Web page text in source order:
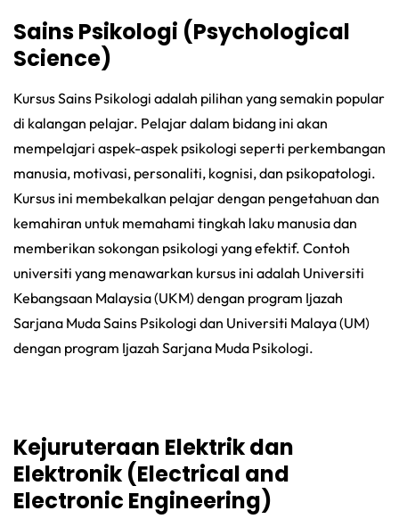
Sains Psikologi (Psychological
Science)
Kursus Sains Psikologi adalah pilihan yang semakin popular
di kalangan pelajar. Pelajar dalam bidang ini akan
mempelajari aspek-aspek psikologi seperti perkembangan
manusia, motivasi, personaliti, kognisi, dan psikopatologi.
Kursus ini membekalkan pelajar dengan pengetahuan dan
kemahiran untuk memahami tingkah laku manusia dan
memberikan sokongan psikologi yang efektif. Contoh
universiti yang menawarkan kursus ini adalah Universiti
Kebangsaan Malaysia (UKM) dengan program Ijazah
Sarjana Muda Sains Psikologi dan Universiti Malaya (UM)
dengan program Ijazah Sarjana Muda Psikologi.
Kejuruteraan Elektrik dan
Elektronik (Electrical and
Electronic Engineering)